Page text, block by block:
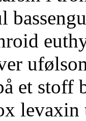
et
levaxin